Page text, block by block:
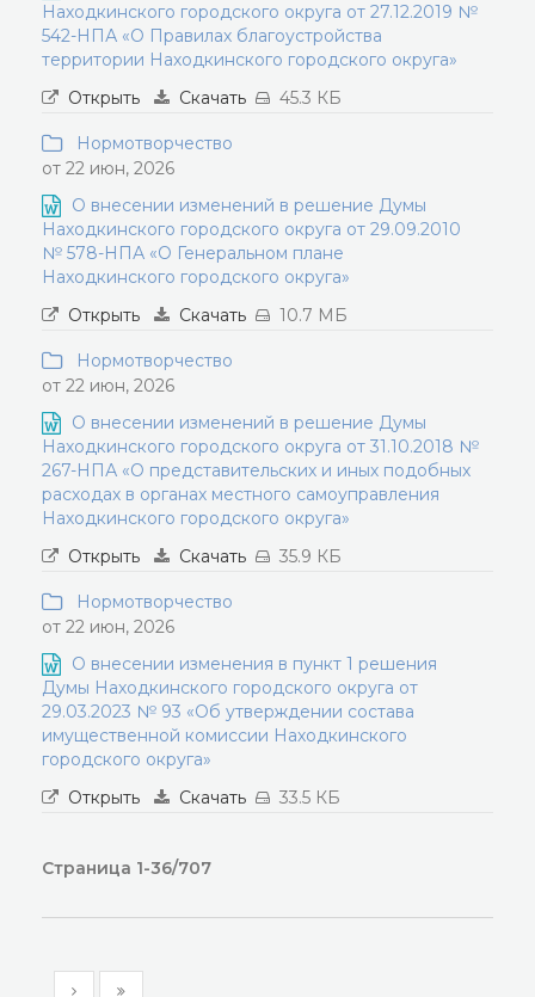
Находкинского городского округа от 27.12.2019 №
542-НПА «О Правилах благоустройства
территории Находкинского городского округа»
Открыть
Скачать 45.3 КБ
Нормотворчество
от 22 июн, 2026
О внесении изменений в решение Думы
Находкинского городского округа от 29.09.2010
№ 578-НПА «О Генеральном плане
Находкинского городского округа»
Открыть
Скачать 10.7 МБ
Нормотворчество
от 22 июн, 2026
О внесении изменений в решение Думы
Находкинского городского округа от 31.10.2018 №
267-НПА «О представительских и иных подобных
расходах в органах местного самоуправления
Находкинского городского округа»
Открыть
Скачать 35.9 КБ
Нормотворчество
от 22 июн, 2026
О внесении изменения в пункт 1 решения
Думы Находкинского городского округа от
29.03.2023 № 93 «Об утверждении состава
имущественной комиссии Находкинского
городского округа»
Открыть
Скачать 33.5 КБ
Страница 1-36/707